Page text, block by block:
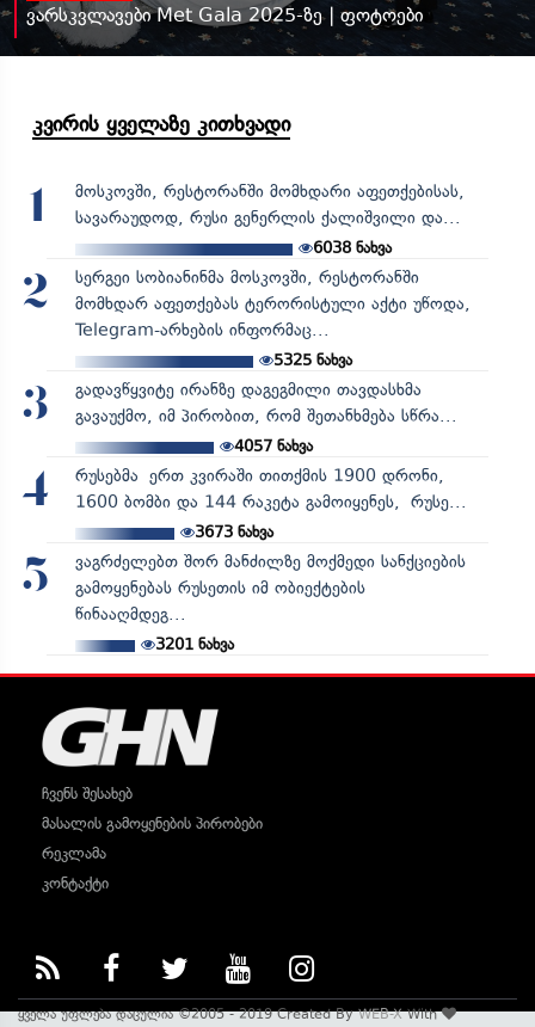
ვარსკვლავები Met Gala 2025-ზე | ფოტოები
კვირის ყველაზე კითხვადი
1
მოსკოვში, რესტორანში მომხდარი აფეთქებისას,
სავარაუდოდ, რუსი გენერლის ქალიშვილი და...
6038 ნახვა
2
სერგეი სობიანინმა მოსკოვში, რესტორანში
მომხდარ აფეთქებას ტერორისტული აქტი უწოდა,
Telegram-არხების ინფორმაც...
5325ნახვა
3
გადავწყვიტე ირანზე დაგეგმილი თავდასხმა
გავაუქმო, იმ პირობით, რომ შეთანხმება სწრა...
4057ნახვა
4
რუსებმა ერთ კვირაში თითქმის 1900 დრონი,
1600 ბომბი და 144 რაკეტა გამოიყენეს, რუსე...
3673ნახვა
5
ვაგრძელებთ შორ მანძილზე მოქმედი სანქციების
გამოყენებას რუსეთის იმ ობიექტების
წინააღმდეგ...
3201ნახვა
ჩვენს შესახებ
მასალის გამოყენების პირობები
რეკლამა
კონტაქტი
ყველა უფლება დაცულია ©2005 - 2019 Created ByWEB-XWith